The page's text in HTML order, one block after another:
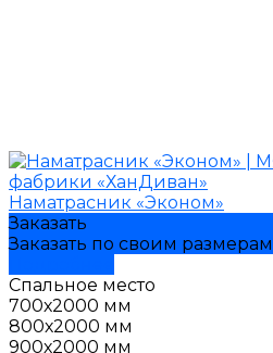
Наматрасник «Эконом»
Заказать
Заказать по своим размерам
Спальное место
700х2000 мм
800х2000 мм
900х2000 мм